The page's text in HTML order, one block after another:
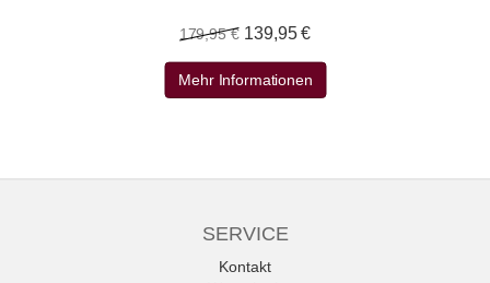
179,95 € 139,95 €
Mehr Informationen
SERVICE
Kontakt